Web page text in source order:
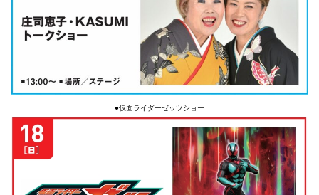
●仮面ライダーゼッツショー